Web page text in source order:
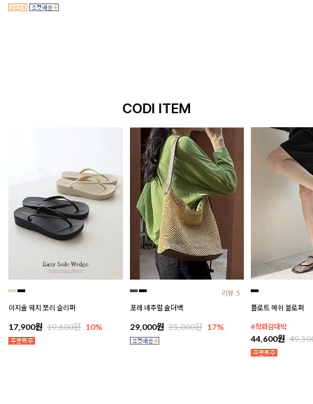
CODI ITEM
이지솔 웨지 쪼리 슬리퍼
17,900원 19,800원 10%
리뷰:5
포레 네추럴 숄더백
29,000원 35,000원 17%
플로트 메쉬 블로퍼
#착화감대박
44,600원